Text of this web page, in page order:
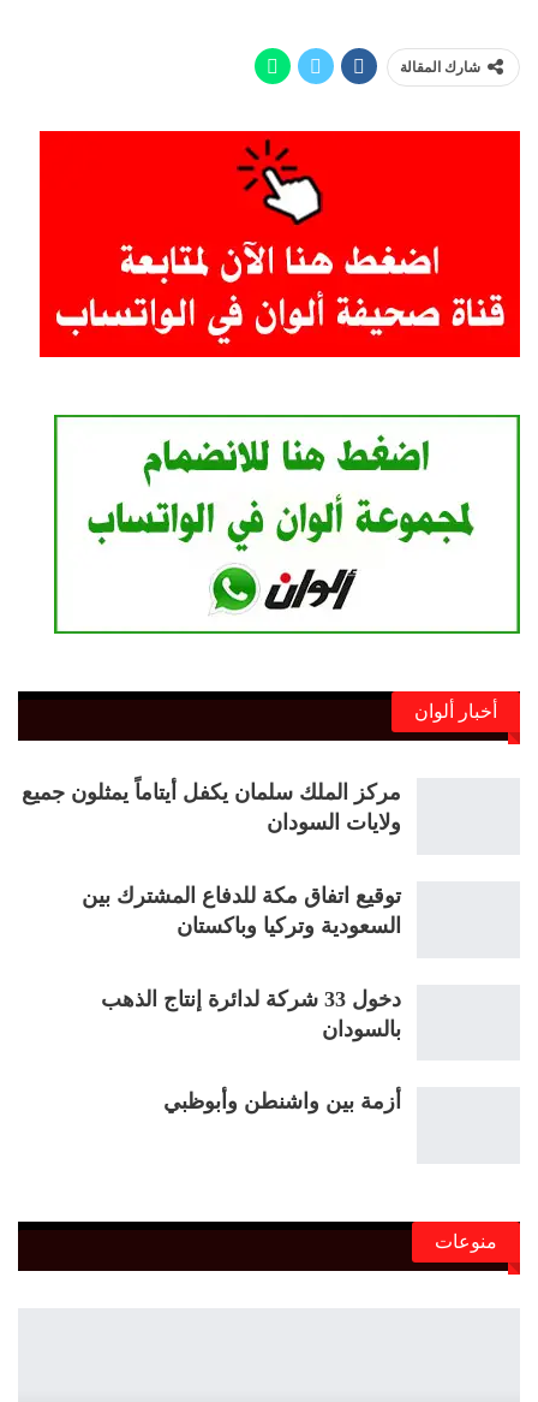
شارك المقالة
أخبار ألوان
مركز الملك سلمان يكفل أيتاماً يمثلون جميع
ولايات السودان
توقيع اتفاق مكة للدفاع المشترك بين
السعودية وتركيا وباكستان
دخول 33 شركة لدائرة إنتاج الذهب
بالسودان
أزمة بين واشنطن وأبوظبي
منوعات